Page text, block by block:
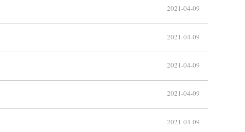
2021-04-09
2021-04-09
2021-04-09
2021-04-09
2021-04-09